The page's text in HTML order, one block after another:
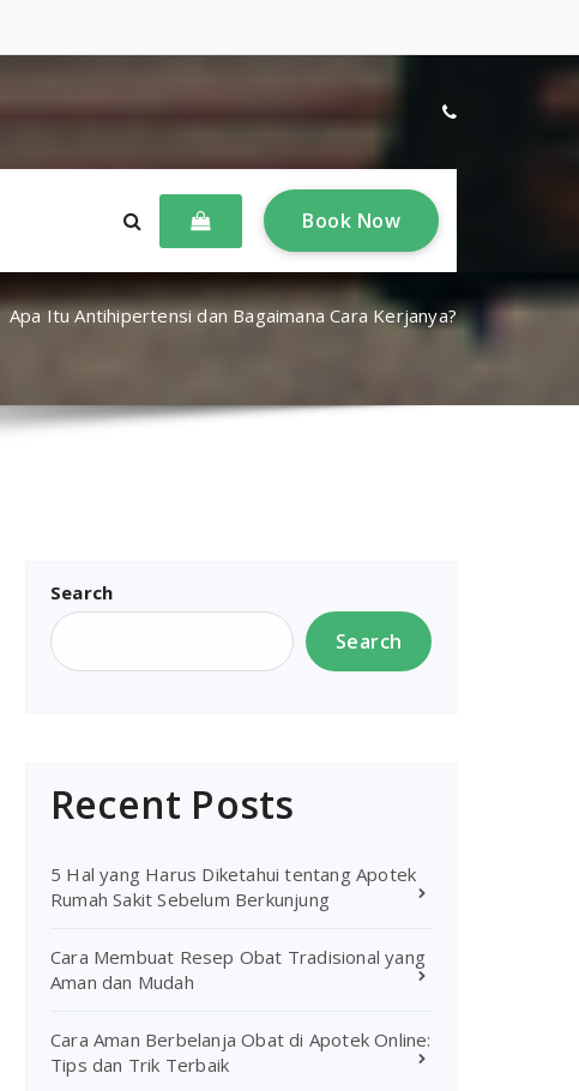
Book Now
Apa Itu Antihipertensi dan Bagaimana Cara Kerjanya?
Search
Search
Recent Posts
5 Hal yang Harus Diketahui tentang Apotek
Rumah Sakit Sebelum Berkunjung
Cara Membuat Resep Obat Tradisional yang
Aman dan Mudah
Cara Aman Berbelanja Obat di Apotek Online:
Tips dan Trik Terbaik